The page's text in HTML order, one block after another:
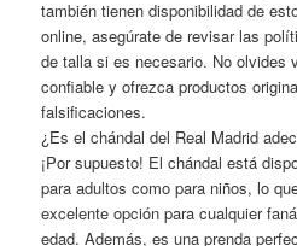
también tienen disponibilidad de
online, asegúrate de revisar las
de talla si es necesario. No olvides
confiable y ofrezca productos
falsificaciones.
¿Es el chándal del Real Madrid
¡Por supuesto! El chándal está
para adultos como para niños, lo
excelente opción para cualquier
edad. Además, es una prenda